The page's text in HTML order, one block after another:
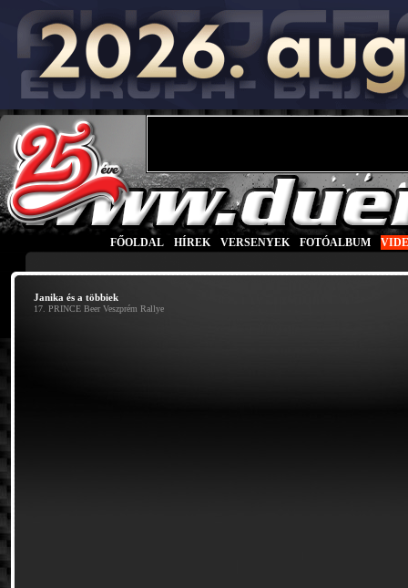
FŐOLDAL HÍREK VERSENYEK FOTÓALBUM
Janika és a többiek
17. PRINCE Beer Veszprém Rallye